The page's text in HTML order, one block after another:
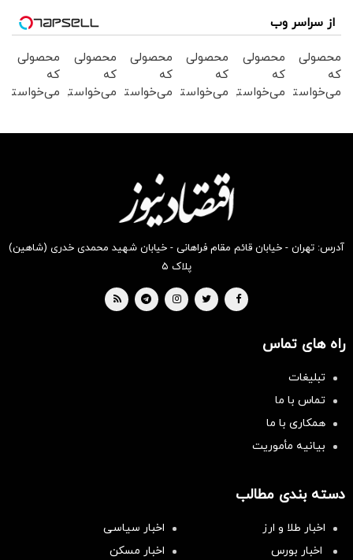
از سراسر وب
محصولی
که
می‌خواستی
محصولی
که
می‌خواستی
محصولی
که
می‌خواستی
بخر !
محصولی
که
می‌خواستی
بخر !
محصولی
که
می‌خواستی
محصولی
که
می‌خواستی
آدرس: تهران - خیابان قائم مقام فراهانی - خیابان شهید محمدی خدری (شاهین)
پلاک ۵
راه های تماس
تبلیغات
تماس با ما
همکاری با ما
بیانیه مأموریت
دسته بندی مطالب
اخبار طلا و ارز
اخبار سیاسی
اخبار بورس
اخبار مسکن